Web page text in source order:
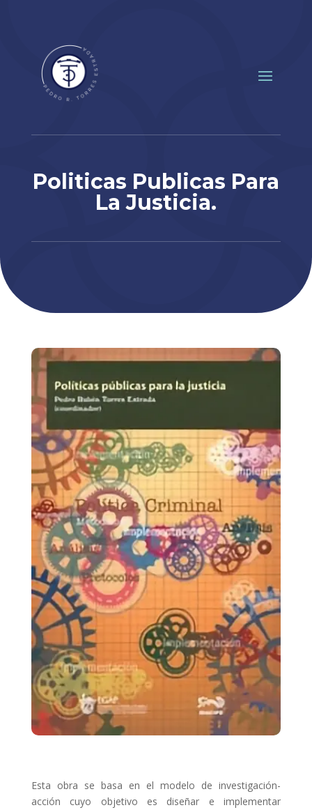
Politicas Publicas Para
La Justicia.
Esta obra se basa en el modelo de investigación-
acción cuyo objetivo es diseñar e implementar